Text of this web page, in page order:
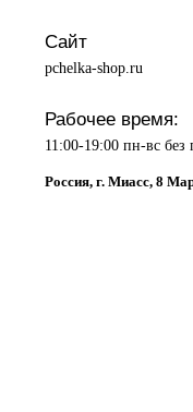
Сайт
pchelka-shop.ru
Рабочее время:
11:00-19:00 пн-вс
Россия, г. Миасс, 8